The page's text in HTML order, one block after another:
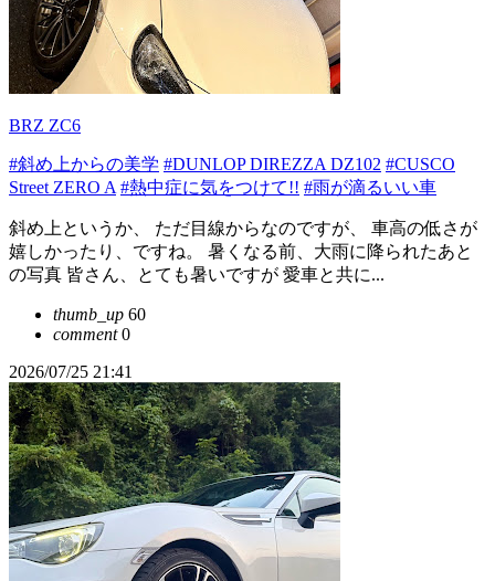
BRZ ZC6
#斜め上からの美学 #DUNLOP DIREZZA DZ102 #CUSCO
Street ZERO A #熱中症に気をつけて!! #雨が滴るいい車
斜め上というか、 ただ目線からなのですが、 車高の低さが
嬉しかったり、ですね。 暑くなる前、大雨に降られたあと
の写真 皆さん、とても暑いですが 愛車と共に...
thumb_up 60
comment0
2026/07/25 21:41